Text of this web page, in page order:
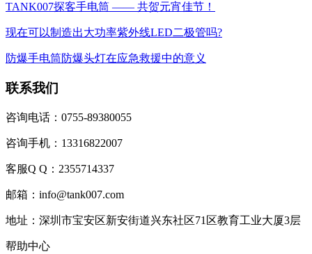
TANK007探客手电筒 —— 共贺元宵佳节！
现在可以制造出大功率紫外线LED二极管吗?
防爆手电筒防爆头灯在应急救援中的意义
联系我们
咨询电话：0755-89380055
咨询手机：13316822007
客服Q Q：2355714337
邮箱：info@tank007.com
地址：深圳市宝安区新安街道兴东社区71区教育工业大厦3层
帮助中心